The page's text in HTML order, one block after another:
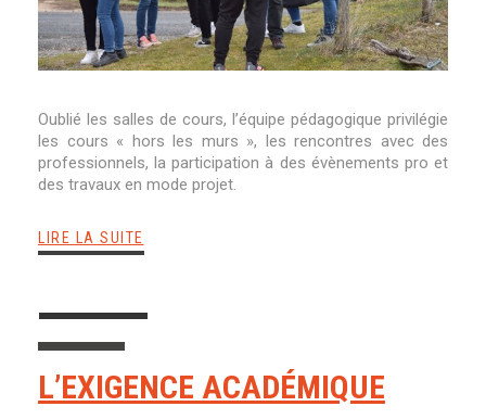
Oublié les salles de cours, l’équipe pédagogique privilégie
les cours « hors les murs », les rencontres avec des
professionnels, la participation à des évènements pro et
des travaux en mode projet.
LIRE LA SUITE
L’EXIGENCE ACADÉMIQUE